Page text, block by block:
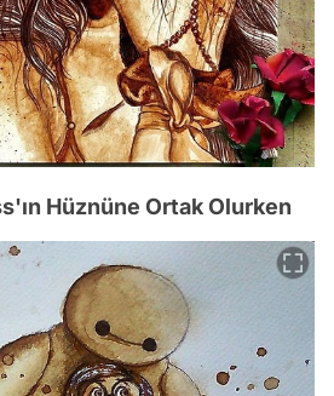
Hüznüne Ortak Olurken